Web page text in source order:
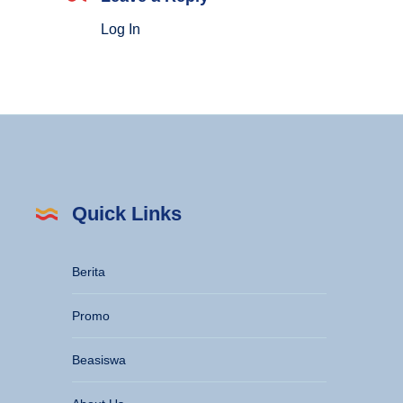
Log In
Quick Links
Berita
Promo
Beasiswa